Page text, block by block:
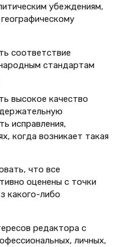
убеждениям,
соответствие
стандартам
высокое качество
исправления,
когда возникает такая
что все
оценены с точки
какого-либо
редактора с
личных,